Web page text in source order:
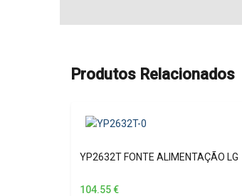
Produtos Relacionados
YP2632T FONTE ALIMENTAÇÃO LG
104.55€